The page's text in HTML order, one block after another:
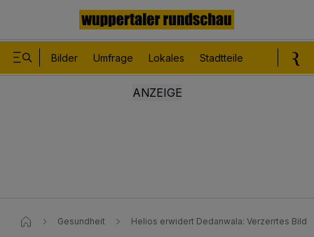
Bilder Umfrage Lokales Stadtteile
Gesundheit Helios erwidert Dedanwala: Verzerrtes Bild